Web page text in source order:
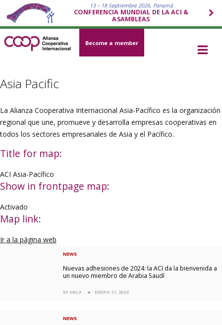
13 – 18 Septiembre 2026, Panamá
CONFERENCIA MUNDIAL DE LA ACI &
ASAMBLEAS
Become a member
Asia Pacific
La Alianza Cooperativa Internacional Asia-Pacífico es la organización
regional que une, promueve y desarrolla empresas cooperativas en
todos los sectores empresariales de Asia y el Pacífico.
Title for map:
ACI Asia-Pacífico
Show in frontpage map:
Activado
Map link:
Ir a la página web
NEWS
Nuevas adhesiones de 2024: la ACI da la bienvenida a
un nuevo miembro de Arabia Saudí
BY ANCA ENERO 17, 2024
NEWS